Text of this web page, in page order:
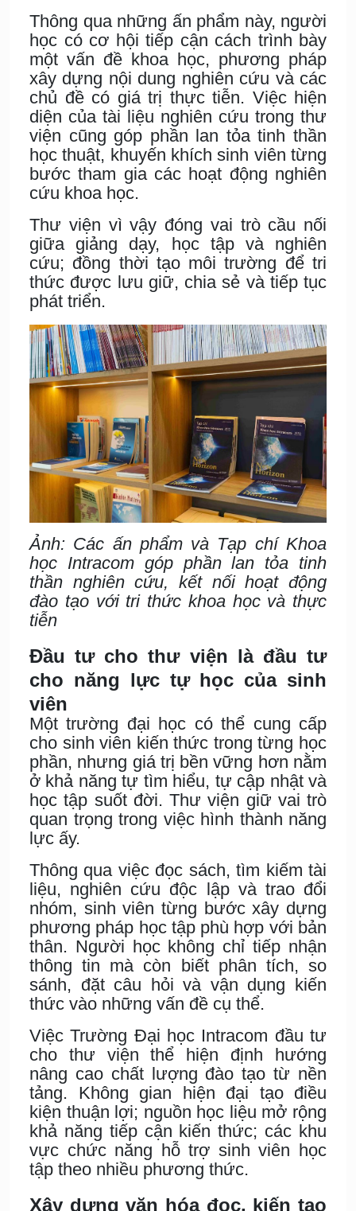
Thông qua những ấn phẩm này, người
học có cơ hội tiếp cận cách trình bày
một vấn đề khoa học, phương pháp
xây dựng nội dung nghiên cứu và các
chủ đề có giá trị thực tiễn. Việc hiện
diện của tài liệu nghiên cứu trong thư
viện cũng góp phần lan tỏa tinh thần
học thuật, khuyến khích sinh viên từng
bước tham gia các hoạt động nghiên
cứu khoa học.
Thư viện vì vậy đóng vai trò cầu nối
giữa giảng dạy, học tập và nghiên
cứu; đồng thời tạo môi trường để tri
thức được lưu giữ, chia sẻ và tiếp tục
phát triển.
Ảnh: Các ấn phẩm và Tạp chí Khoa
học Intracom góp phần lan tỏa tinh
thần nghiên cứu, kết nối hoạt động
đào tạo với tri thức khoa học và thực
tiễn
Đầu tư cho thư viện là đầu tư
cho năng lực tự học của sinh
viên
Một trường đại học có thể cung cấp
cho sinh viên kiến thức trong từng học
phần, nhưng giá trị bền vững hơn nằm
ở khả năng tự tìm hiểu, tự cập nhật và
học tập suốt đời. Thư viện giữ vai trò
quan trọng trong việc hình thành năng
lực ấy.
Thông qua việc đọc sách, tìm kiếm tài
liệu, nghiên cứu độc lập và trao đổi
nhóm, sinh viên từng bước xây dựng
phương pháp học tập phù hợp với bản
thân. Người học không chỉ tiếp nhận
thông tin mà còn biết phân tích, so
sánh, đặt câu hỏi và vận dụng kiến
thức vào những vấn đề cụ thể.
Việc Trường Đại học Intracom đầu tư
cho thư viện thể hiện định hướng
nâng cao chất lượng đào tạo từ nền
tảng. Không gian hiện đại tạo điều
kiện thuận lợi; nguồn học liệu mở rộng
khả năng tiếp cận kiến thức; các khu
vực chức năng hỗ trợ sinh viên học
tập theo nhiều phương thức.
Xây dựng văn hóa đọc, kiến tạo